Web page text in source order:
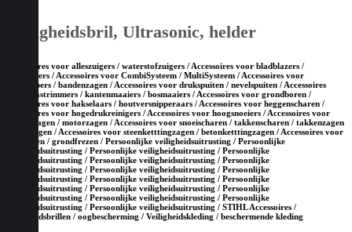
Veiligheidsbril, Ultrasonic, helder
Accessoires voor alleszuigers / waterstofzuigers / Accessoires voor bladblazers /
bladzuigers / Accessoires voor CombiSysteem / MultiSysteem / Accessoires voor
doorslijpers / bandenzagen / Accessoires voor drukspuiten / nevelspuiten / Accessoires
voor grastrimmers / kantenmaaiers / bosmaaiers / Accessoires voor grondboren /
Accessoires voor hakselaars / houtversnipperaars / Accessoires voor heggenscharen /
Accessoires voor hogedrukreinigers / Accessoires voor hoogsnoeiers / Accessoires voor
kettingzagen / motorzagen / Accessoires voor snoeischaren / takkenscharen / takkenzagen
/ snoeizagen / Accessoires voor steenketttingzagen / betonketttingzagen / Accessoires voor
tuinfrezen / grondfrezen / Persoonlijke veiligheidsuitrusting / Persoonlijke
veiligheidsuitrusting / Persoonlijke veiligheidsuitrusting / Persoonlijke
veiligheidsuitrusting / Persoonlijke veiligheidsuitrusting / Persoonlijke
veiligheidsuitrusting / Persoonlijke veiligheidsuitrusting / Persoonlijke
veiligheidsuitrusting / Persoonlijke veiligheidsuitrusting / Persoonlijke
veiligheidsuitrusting / Persoonlijke veiligheidsuitrusting / Persoonlijke
veiligheidsuitrusting / Persoonlijke veiligheidsuitrusting / Persoonlijke
veiligheidsuitrusting / Persoonlijke veiligheidsuitrusting / STIHL Accessoires /
Veiligheidsbrillen / oogbescherming / Veiligheidskleding / beschermende kleding